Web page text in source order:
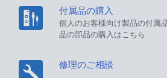
付属品の購入
個人のお客様向け製品の付属
品の部品の購入はこちら
修理のご相談